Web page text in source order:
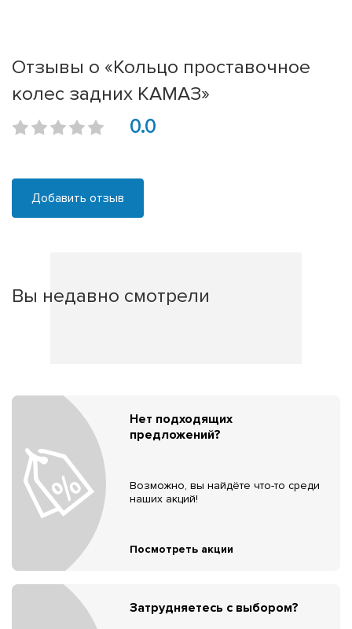
Отзывы о «Кольцо проставочное
колес задних КАМАЗ»
0.0
Добавить отзыв
Вы недавно смотрели
Нет подходящих
предложений?
Возможно, вы найдёте что-то среди
наших акций!
Посмотреть акции
Затрудняетесь с выбором?